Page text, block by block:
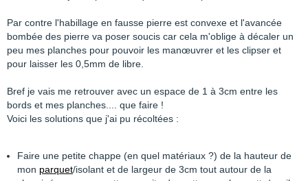
Par contre l'habillage en fausse pierre est convexe et l'avancée
bombée des pierre va poser soucis car cela m'oblige à décaler un
peu mes planches pour pouvoir les manœuvrer et les clipser et
pour laisser les 0,5mm de libre.
Bref je vais me retrouver avec un espace de 1 à 3cm entre les
bords et mes planches.... que faire !
Voici les solutions que j'ai pu récoltées :
Faire une petite chappe (en quel matériaux ?) de la hauteur de
mon parquet/isolant et de largeur de 3cm tout autour de la